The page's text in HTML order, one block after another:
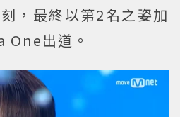
，最終以第2名之姿加
One出道。